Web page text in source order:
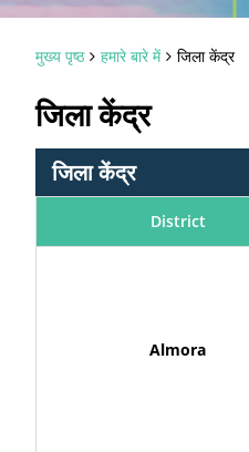
मुख्य पृष्ठ हमारे बारे में जिला केंद्र
जिला केंद्र
जिला केंद्र
District
Almora